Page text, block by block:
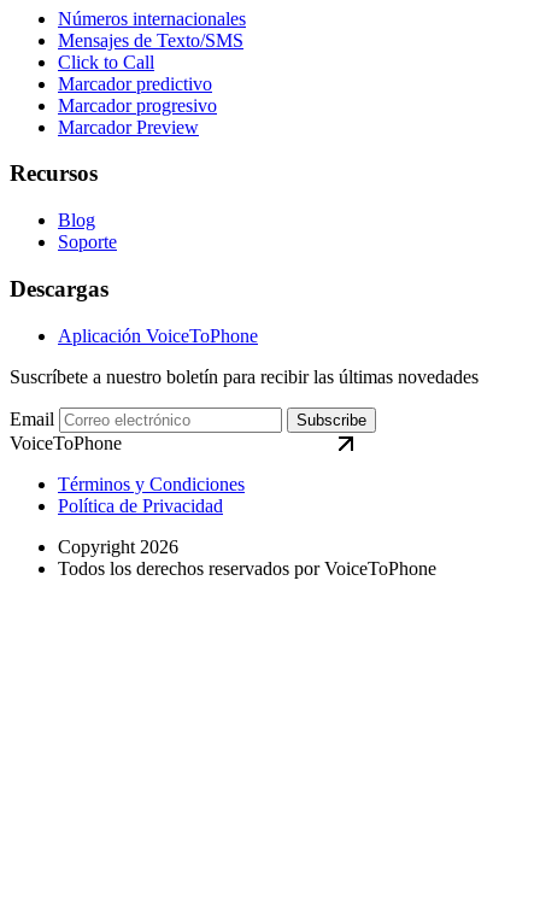
Números internacionales
Mensajes de Texto/SMS
Click to Call
Marcador predictivo
Marcador progresivo
Marcador Preview
Recursos
Blog
Soporte
Descargas
Aplicación VoiceToPhone
Suscríbete a nuestro boletín para recibir las últimas novedades
Email Subscribe
VoiceToPhone
Términos y Condiciones
Política de Privacidad
Copyright 2026
Todos los derechos reservados por VoiceToPhone